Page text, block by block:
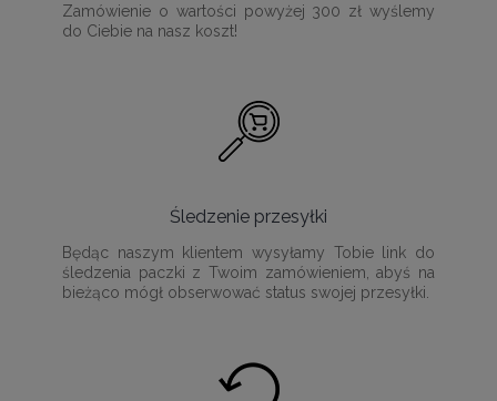
Zamówienie o wartości powyżej 300 zł wyślemy
do Ciebie na nasz koszt!
Śledzenie przesyłki
Będąc naszym klientem wysyłamy Tobie link do
śledzenia paczki z Twoim zamówieniem, abyś na
bieżąco mógł obserwować status swojej przesyłki.